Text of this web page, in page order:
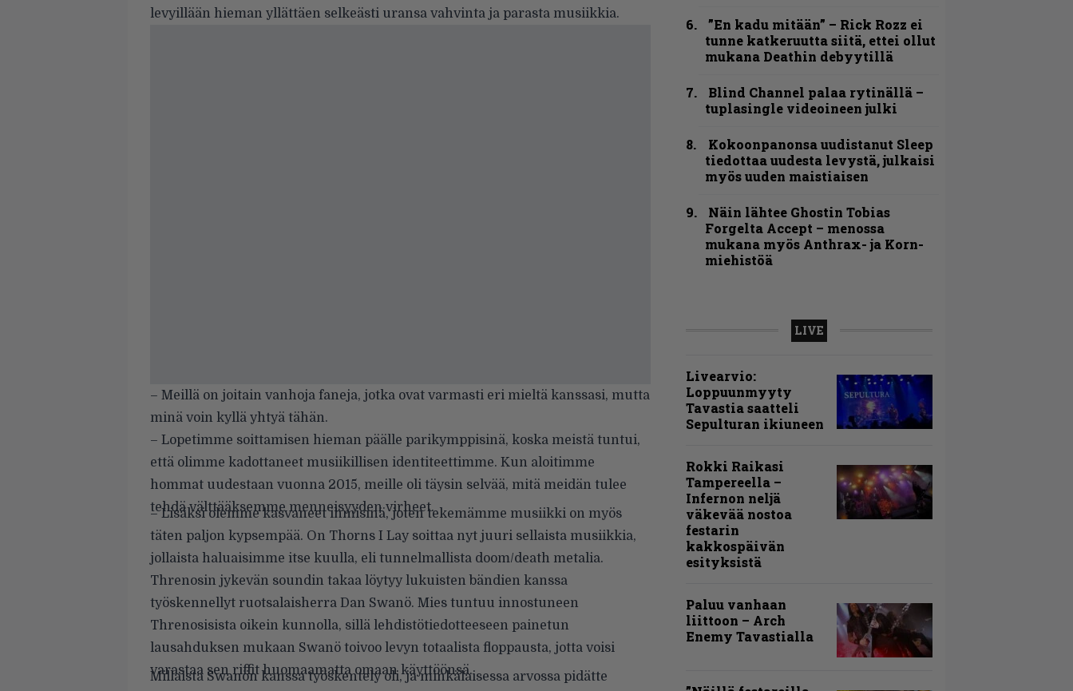
levyillään hieman yllättäen selkeästi uransa vahvinta ja parasta musiikkia.
– Meillä on joitain vanhoja faneja, jotka ovat varmasti eri mieltä kanssasi, mutta
minä voin kyllä yhtyä tähän.
– Lopetimme soittamisen hieman päälle parikymppisinä, koska meistä tuntui,
että olimme kadottaneet musiikillisen identiteettimme. Kun aloitimme
hommat uudestaan vuonna 2015, meille oli täysin selvää, mitä meidän tulee
tehdä välttääksemme menneisyyden virheet.
– Lisäksi olemme kasvaneet ihmisinä, joten tekemämme musiikki on myös
täten paljon kypsempää. On Thorns I Lay soittaa nyt juuri sellaista musiikkia,
jollaista haluaisimme itse kuulla, eli tunnelmallista doom/death metalia.
Threnosin jykevän soundin takaa löytyy lukuisten bändien kanssa
työskennellyt ruotsalaisherra Dan Swanö. Mies tuntuu innostuneen
Threnosisista oikein kunnolla, sillä lehdistötiedotteeseen painetun
lausahduksen mukaan Swanö toivoo levyn totaalista floppausta, jotta voisi
varastaa sen riffit huomaamatta omaan käyttöönsä.
Millaista Swanön kanssa työskentely oli, ja minkälaisessa arvossa pidätte
”En kadu mitään” – Rick Rozz ei
tunne katkeruutta siitä, ettei ollut
mukana Deathin debyytillä
Blind Channel palaa rytinällä –
tuplasingle videoineen julki
Kokoonpanonsa uudistanut Sleep
tiedottaa uudesta levystä, julkaisi
myös uuden maistiaisen
Näin lähtee Ghostin Tobias
Forgelta Accept – menossa
mukana myös Anthrax- ja Korn-
miehistöä
LIVE
Livearvio:
Loppuunmyyty
Tavastia saatteli
Sepulturan ikiuneen
Rokki Raikasi
Tampereella –
Infernon neljä
väkevää nostoa
festarin
kakkospäivän
esityksistä
Paluu vanhaan
liittoon – Arch
Enemy Tavastialla